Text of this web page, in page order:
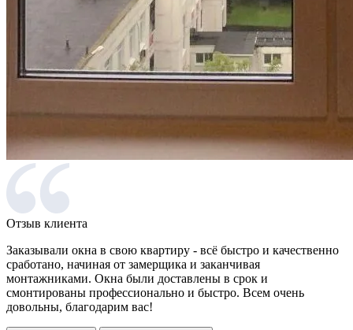
Отзыв клиента
Заказывали окна в свою квартиру - всё быстро и качественно
сработано, начиная от замерщика и заканчивая
монтажниками. Окна были доставлены в срок и
смонтированы профессионально и быстро. Всем очень
довольны, благодарим вас!